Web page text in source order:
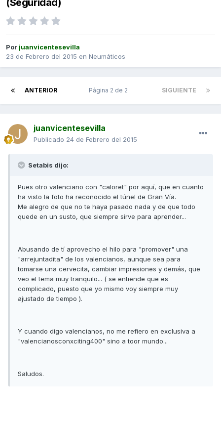
(Seguridad)
Por juanvicentesevilla
23 de Febrero del 2015 en Neumáticos
ANTERIOR SIGUIENTE
Página 2 de 2
juanvicentesevilla
Publicado 24 de Febrero del 2015
Setabis dijo:
Pues otro valenciano con "caloret" por aquí, que en cuanto
ha visto la foto ha reconocido el túnel de Gran Vía.
Me alegro de que no te haya pasado nada y de que todo
quede en un susto, que siempre sirve para aprender...
Abusando de tí aprovecho el hilo para "promover" una
"arrejuntadita" de los valencianos, aunque sea para
tomarse una cervecita, cambiar impresiones y demás, que
veo el tema muy tranquilo... ( se entiende que es
complicado, puesto que yo mismo voy siempre muy
ajustado de tiempo ).
Y cuando digo valencianos, no me refiero en exclusiva a
"valencianosconxciting400" sino a toor mundo...
Saludos.